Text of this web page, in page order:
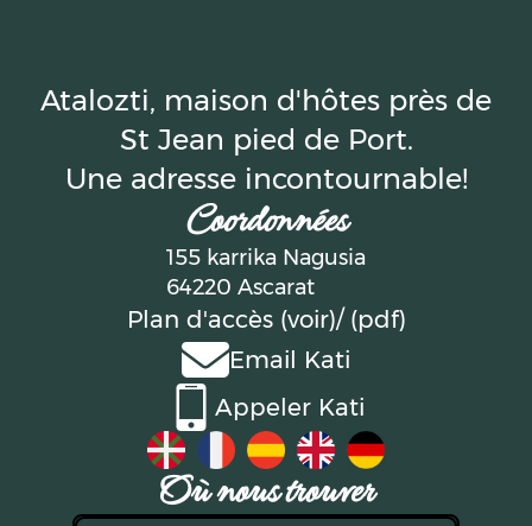
Atalozti, maison d'hôtes près de
St Jean pied de Port.
Une adresse incontournable!
Coordonnées
155 karrika Nagusia
64220 Ascarat
Plan d'accès (voir)/ (pdf)
Email Kati
Appeler Kati
Où nous trouver